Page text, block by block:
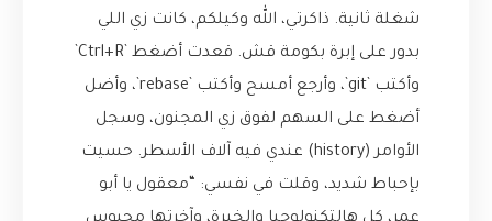
شغلة ثانية. ذاكرتي، الله وكيلكم، كانت زي اللي
وأكتب `git`، وأرجع أمسح وأكتب `rebase`، وأضل
أضغط على السهم لفوق زي المجنون، وسجل
الأوامر (history) عندي فيه آلاف الأسطر. حسيت
بإحباط شديد، وقلت في نفسي: “معقول يا أبو